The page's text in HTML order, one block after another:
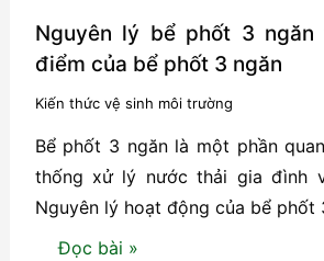
Nguyên lý bể phốt 3 ngăn
điểm của bể phốt 3 ngăn
Kiến thức vệ sinh môi trường
Bể phốt 3 ngăn là một phần
thống xử lý nước thải gia đình
Nguyên lý hoạt động của bể phốt
Nguyên
Đọc bài »